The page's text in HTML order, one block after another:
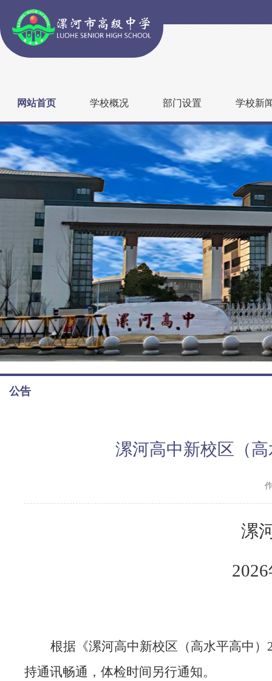
网站首页 学校概况 部门设置 学校新
公告
漯河高中新校区（
漯
2026
根据《漯河高中新校区（高水平高中）
持通讯畅通，体检时间另行通知。